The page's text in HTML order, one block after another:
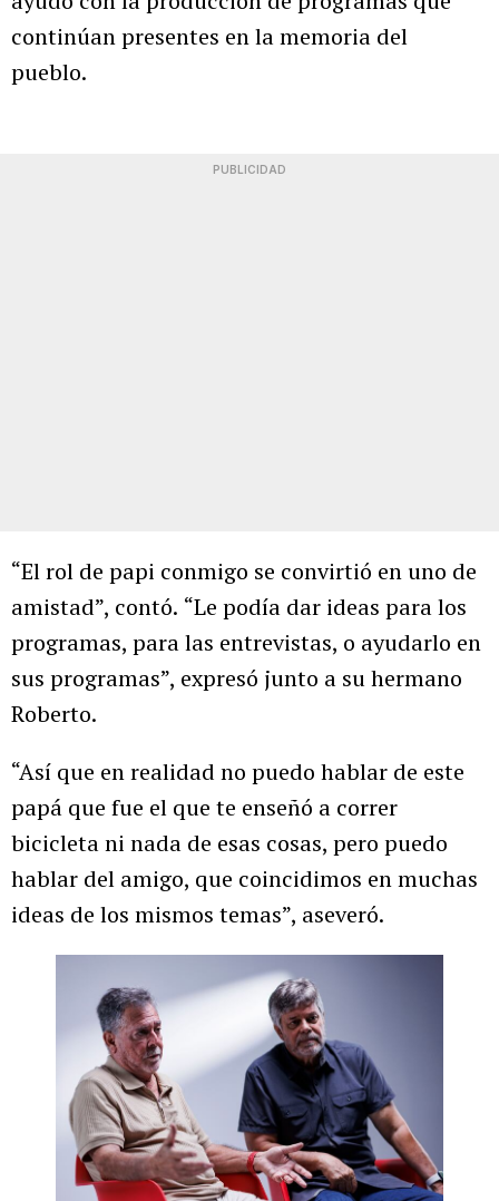
continúan presentes en la memoria del
pueblo.
PUBLICIDAD
“El rol de papi conmigo se convirtió en uno de
amistad”, contó. “Le podía dar ideas para los
programas, para las entrevistas, o ayudarlo en
sus programas”, expresó junto a su hermano
Roberto.
“Así que en realidad no puedo hablar de este
papá que fue el que te enseñó a correr
bicicleta ni nada de esas cosas, pero puedo
hablar del amigo, que coincidimos en muchas
ideas de los mismos temas”, aseveró.